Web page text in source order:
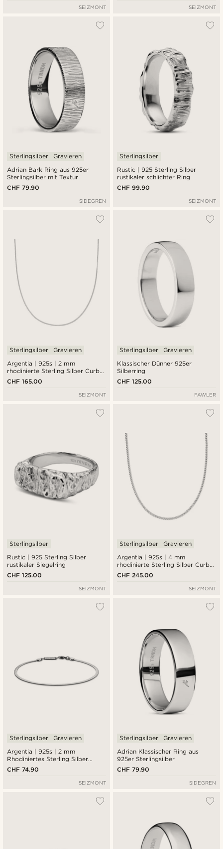
SEIZMONT SEIZMONT
Adrian Bark Ring aus 925er
Sterlingsilber mit Textur
Sterlingsilber Gravieren
CHF 79.90
SIDEGREN
Rustic | 925 Sterling Silber
rustikaler schlichter Ring
Sterlingsilber
CHF 99.90
SEIZMONT
Argentia | 925s | 2 mm
rhodinierte Sterling Silber Curb
Kette Halskette
Sterlingsilber Gravieren
CHF 165.00
SEIZMONT
Klassischer Dünner 925er
Silberring
Sterlingsilber Gravieren
CHF 125.00
FAWLER
Rustic | 925 Sterling Silber
rustikaler Siegelring
Sterlingsilber
CHF 125.00
SEIZMONT
Argentia | 925s | 4 mm
rhodinierte Sterling Silber Curb
Kette Halskette
Sterlingsilber Gravieren
CHF 245.00
SEIZMONT
Argentia | 925s | 2 mm
Rhodiniertes Sterling Silber
Fischgrätenkette Armband
Sterlingsilber Gravieren
CHF 74.90
SEIZMONT
Adrian Klassischer Ring aus
925er Sterlingsilber
Sterlingsilber Gravieren
CHF 79.90
SIDEGREN